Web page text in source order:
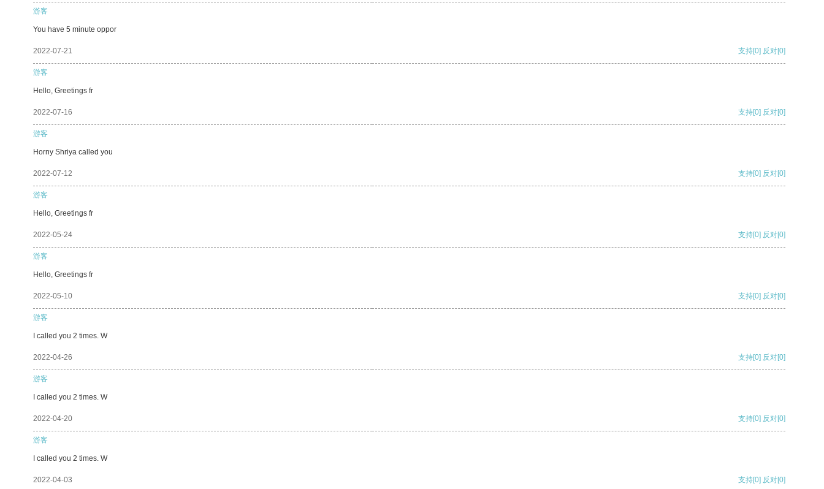
游客
You have 5 minute oppor
2022-07-21 支持[0] 反对[0]
游客
Hello, Greetings fr
2022-07-16 支持[0] 反对[0]
游客
Horny Shriya called you
2022-07-12 支持[0] 反对[0]
游客
Hello, Greetings fr
2022-05-24 支持[0] 反对[0]
游客
Hello, Greetings fr
2022-05-10 支持[0] 反对[0]
游客
I called you 2 times. W
2022-04-26 支持[0] 反对[0]
游客
I called you 2 times. W
2022-04-20 支持[0] 反对[0]
游客
I called you 2 times. W
2022-04-03 支持[0] 反对[0]